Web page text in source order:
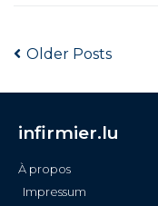
Older Posts
infirmier.lu
À propos
Impressum